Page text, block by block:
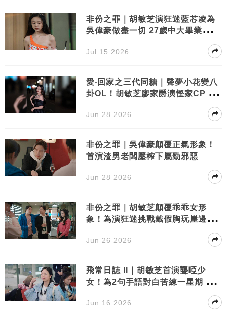
非份之罪｜胡敏芝演狂迷藍芯凌為
吳偉豪做盡一切 27歲中大畢業轉型
Jul 15 2026
愛‧回家之三代同糖｜聲夢小花變八
卦OL！胡敏芝廖家爵演慳家CP 網
Jun 28 2026
非份之罪｜吳偉豪顛覆正氣形象！
首演渣男老闆壓榨下屬勁邪惡
Jun 28 2026
非份之罪｜胡敏芝顛覆乖乖女形
象！為演狂迷挑戰戴假胸玩崖邊飛
Jun 26 2026
飛常日誌 II｜胡敏芝首演聾啞少
女！為2句手語對白苦練一星期 專
Jun 16 2026